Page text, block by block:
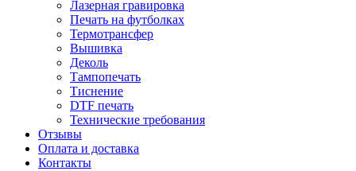
Лазерная гравировка
Печать на футболках
Термотрансфер
Вышивка
Деколь
Тампопечать
Тиснение
DTF печать
Технические требования
Отзывы
Оплата и доставка
Контакты